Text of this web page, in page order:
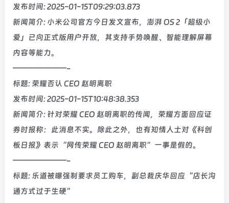
发布时间: 2025-01-15T09:29:03.873
新闻简介: 小米公司官方今日发文宣布，澎湃 OS 2「超级小
爱」已向正式版用户开放，其支持手势唤醒、智能理解屏幕
内容等能力。
———————-
标题: 荣耀否认 CEO 赵明离职
发布时间: 2025-01-15T10:48:38.353
新闻简介: 针对荣耀 CEO 赵明离职的传闻，荣耀方面回应证
券时报称：此消息不实。除此之外，也有知情人士对《科创
板日报》表示“网传荣耀 CEO 赵明离职”一事是假的。
———————-
标题: 乐道被曝强制要求员工购车，副总裁庆华回应“店长沟
通方式过于生硬”